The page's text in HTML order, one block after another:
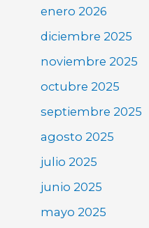
enero 2026
diciembre 2025
noviembre 2025
octubre 2025
septiembre 2025
agosto 2025
julio 2025
junio 2025
mayo 2025